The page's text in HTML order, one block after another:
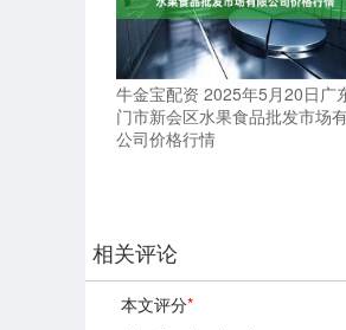
牛金宝配资 2025年5月20日广
门市新会区水果食品批发市场
公司价格行情
相关评论
本文评分*